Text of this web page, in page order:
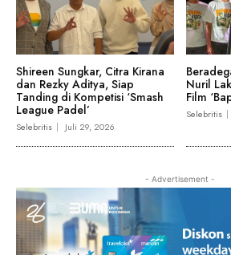
Shireen Sungkar, Citra Kirana
dan Rezky Aditya, Siap
Tanding di Kompetisi ‘Smash
League Padel’
Selebritis Juli 29, 2026
Nuril
Film
Selebritis
- Advertisement -